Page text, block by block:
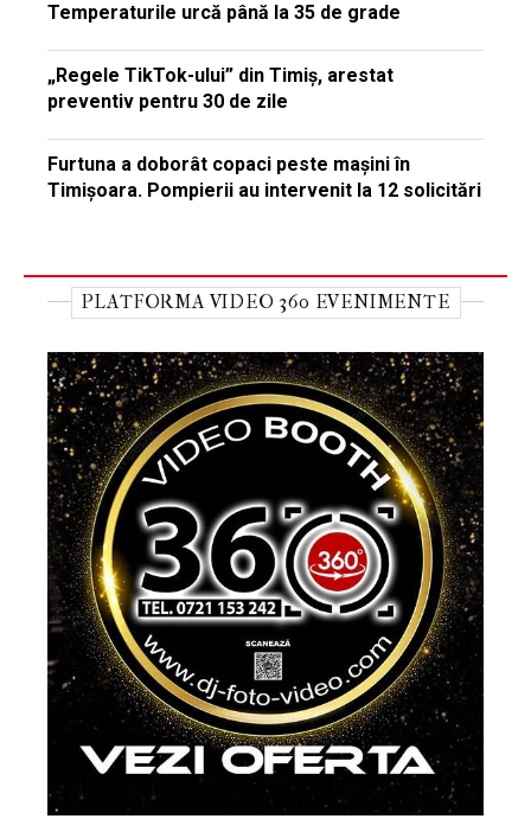
Temperaturile urcă până la 35 de grade
„Regele TikTok-ului” din Timiș, arestat
preventiv pentru 30 de zile
Furtuna a doborât copaci peste mașini în
Timișoara. Pompierii au intervenit la 12 solicitări
PLATFORMA VIDEO 360 EVENIMENTE